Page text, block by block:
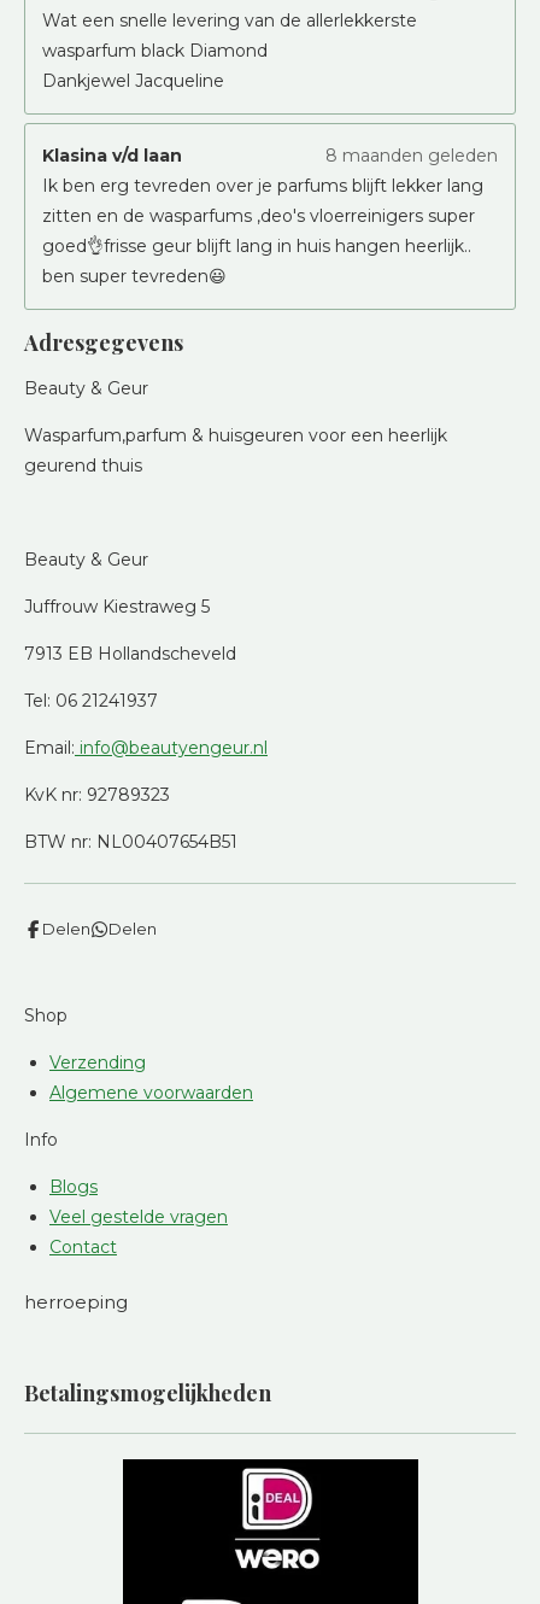
Wat een snelle levering van de allerlekkerste
wasparfum black Diamond
Dankjewel Jacqueline
Klasina v/d laan
8 maanden geleden
Ik ben erg tevreden over je parfums blijft lekker lang
zitten en de wasparfums ,deo's vloerreinigers super
goed👌frisse geur blijft lang in huis hangen heerlijk..
ben super tevreden😃
Adresgegevens
Beauty & Geur
Wasparfum,parfum & huisgeuren voor een heerlijk
geurend thuis
Beauty & Geur
Juffrouw Kiestraweg 5
7913 EB Hollandscheveld
Tel: 06 21241937
Email: info@beautyengeur.nl
KvK nr: 92789323
BTW nr: NL00407654B51
Delen Delen
Shop
Verzending
Algemene voorwaarden
Info
Blogs
Veel gestelde vragen
Contact
herroeping
Betalingsmogelijkheden